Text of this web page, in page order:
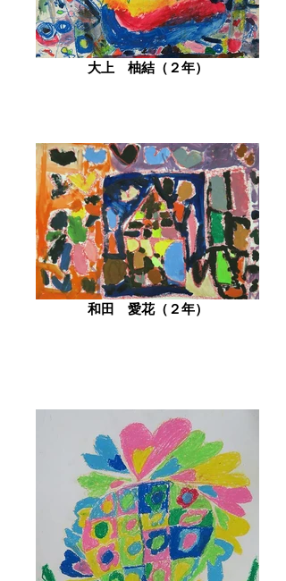
大上 柚結（２年）
和田 愛花（２年）